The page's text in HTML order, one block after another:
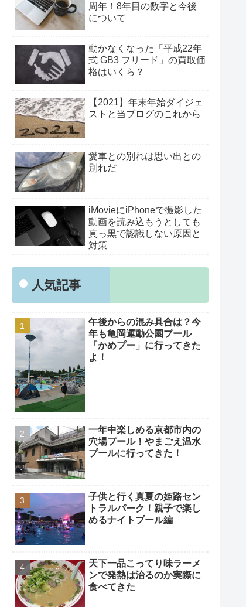
周年！8年目の数字と今後
について
動かなくなった「平成22年
式 GB3 フリード」の買取価
格はいくら？
【2021】年末年始ダイジェ
ストと当ブログのこれから
愛車との別れは思い出との
別れだ
iMovieにiPhoneで撮影した
動画を読み込もうとしても
真っ黒で認識しない原因と
対策
人気記事
午後からの混み具合は？今
年も亀岡運動公園プール
「かめプー」に行ってきた
よ！
一年中楽しめる京都市内の
穴場プール！やまごえ温水
プールに行ってきた！
子供と行く真夏の姫路セン
トラルパーク！親子で楽し
めるナイトプール編
天下一品こってり味ラーメ
ンで発熱は治るのか実際に
食べてきた